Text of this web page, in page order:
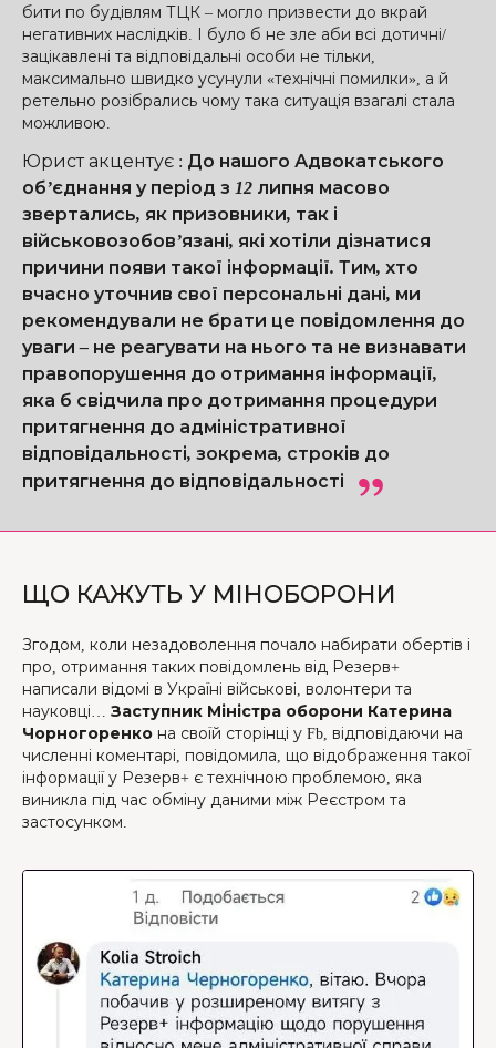
бити по будівлям ТЦК – могло призвести до вкрай
негативних наслідків. І було б не зле аби всі дотичні/
зацікавлені та відповідальні особи не тільки,
максимально швидко усунули «технічні помилки», а й
ретельно розібрались чому така ситуація взагалі стала
можливою.
Юрист акцентує : До нашого Адвокатського
об’єднання у період з 12 липня масово
звертались, як призовники, так і
військовозобов’язані, які хотіли дізнатися
причини появи такої інформації. Тим, хто
вчасно уточнив свої персональні дані, ми
рекомендували не брати це повідомлення до
уваги – не реагувати на нього та не визнавати
правопорушення до отримання інформації,
яка б свідчила про дотримання процедури
притягнення до адміністративної
відповідальності, зокрема, строків до
притягнення до відповідальності
ЩО КАЖУТЬ У МІНОБОРОНИ
Згодом, коли незадоволення почало набирати обертів і
про, отримання таких повідомлень від Резерв+
написали відомі в Україні військові, волонтери та
науковці… Заступник Міністра оборони Катерина
Чорногоренко на своїй сторінці у Fb, відповідаючи на
численні коментарі, повідомила, що відображення такої
інформації у Резерв+ є технічною проблемою, яка
виникла під час обміну даними між Реєстром та
застосунком.